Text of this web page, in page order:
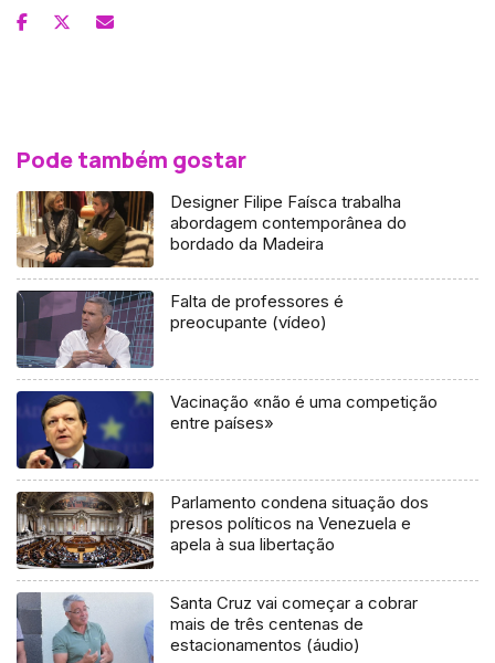
Pode também gostar
Designer Filipe Faísca trabalha
abordagem contemporânea do
bordado da Madeira
Falta de professores é
preocupante (vídeo)
Vacinação «não é uma competição
entre países»
Parlamento condena situação dos
presos políticos na Venezuela e
apela à sua libertação
Santa Cruz vai começar a cobrar
mais de três centenas de
estacionamentos (áudio)